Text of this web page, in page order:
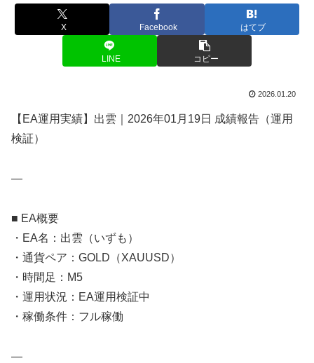
X Facebook はてブ
LINE コピー
2026.01.20
【EA運用実績】出雲｜2026年01月19日 成績報告（運用
検証）
—
■ EA概要
・EA名：出雲（いずも）
・通貨ペア：GOLD（XAUUSD）
・時間足：M5
・運用状況：EA運用検証中
・稼働条件：フル稼働
—